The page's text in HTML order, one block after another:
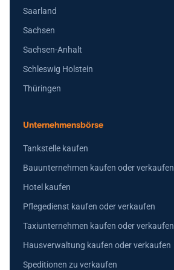
Saarland
Sachsen
Sachsen-Anhalt
Schleswig Holstein
Thüringen
Unternehmensbörse
Tankstelle kaufen
Bauunternehmen kaufen oder verkaufen
Hotel kaufen
Pflegedienst kaufen oder verkaufen
Taxiunternehmen kaufen oder verkaufen
Hausverwaltung kaufen oder verkaufen
Speditionen zu verkaufen